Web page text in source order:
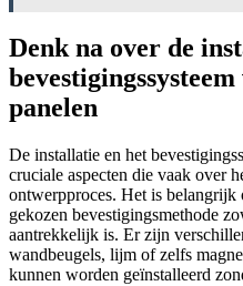
Denk na over de
panelen
De installatie en het
cruciale aspecten die vaak over
ontwerpproces. Het is belangrijk
gekozen bevestigingsmethode
aantrekkelijk is. Er zijn
wandbeugels, lijm of zelfs
kunnen worden geïnstalleerd